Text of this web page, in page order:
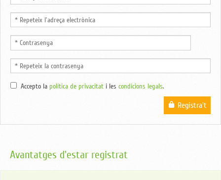
Accepto la política de privacitat i les condicions legals.
Registra't
Avantatges d'estar registrat